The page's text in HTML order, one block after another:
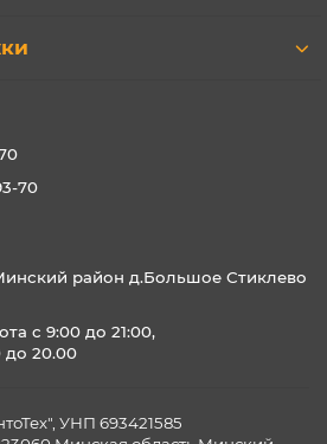
70
район д.Большое Стиклево
с 9:00 до 21:00,
до 20.00
УНП 693421585